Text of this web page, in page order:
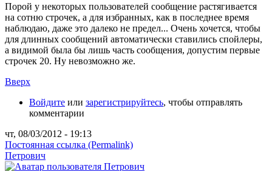
Порой у некоторых пользователей сообщение растягивается
на сотню строчек, а для избранных, как в последнее время
наблюдаю, даже это далеко не предел... Очень хочется, чтобы
для длинных сообщений автоматически ставились спойлеры,
а видимой была бы лишь часть сообщения, допустим первые
строчек 20. Ну невозможно же.
Вверх
Войдите или зарегистрируйтесь, чтобы отправлять
комментарии
чт, 08/03/2012 - 19:13
Постоянная ссылка (Permalink)
Петрович